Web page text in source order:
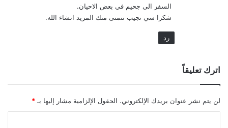
السفر الى جحيم في بعض الاحيان.
شكرا سي نجيب نتمنى منك المزيد انشاء الله.
رد
اترك تعليقاً
لن يتم نشر عنوان بريدك الإلكتروني. الحقول الإلزامية مشار إليها بـ *